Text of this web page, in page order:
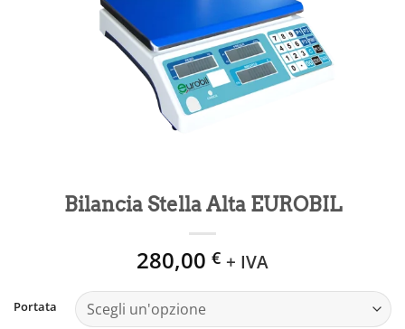
Bilancia Stella Alta EUROBIL
280,00 € + IVA
Portata